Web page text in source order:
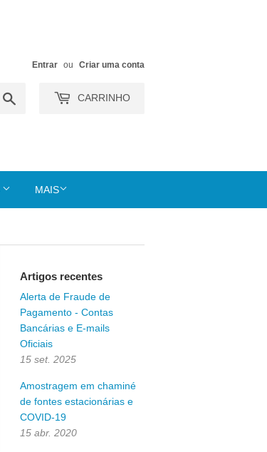
Entrar ou Criar uma conta
CARRINHO
MAIS
Artigos recentes
Alerta de Fraude de
Pagamento - Contas
Bancárias e E-mails
Oficiais
15 set. 2025
Amostragem em chaminé
de fontes estacionárias e
COVID-19
15 abr. 2020